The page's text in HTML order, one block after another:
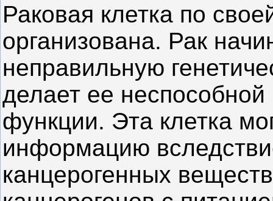
Раковая клетка по
организована. Рак
неправильную
делает ее
функции. Эта клетка
информацию
канцерогенных